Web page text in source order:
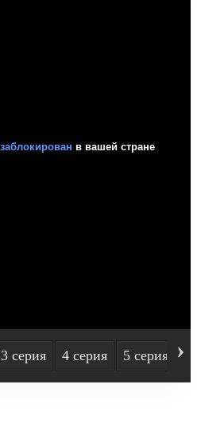
3 серия 4 серия 5 серия ›